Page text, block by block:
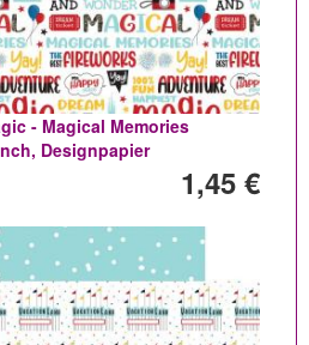
- Magical Memories
Designpapier
1,45 €